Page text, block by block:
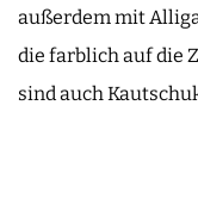
außerdem mit
die farblich auf die
sind auch